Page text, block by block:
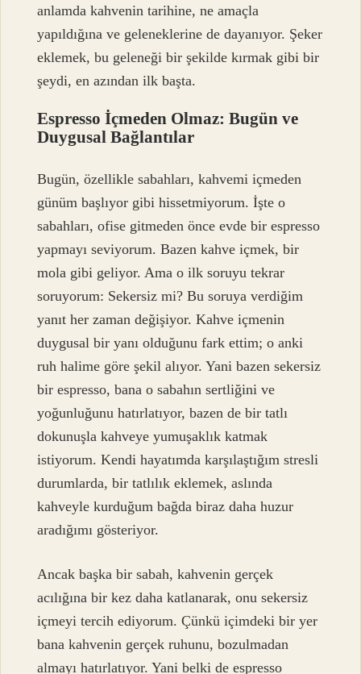
anlamda kahvenin tarihine, ne amaçla
yapıldığına ve geleneklerine de dayanıyor. Şeker
eklemek, bu geleneği bir şekilde kırmak gibi bir
şeydi, en azından ilk başta.
Espresso İçmeden Olmaz: Bugün ve
Duygusal Bağlantılar
Bugün, özellikle sabahları, kahvemi içmeden
günüm başlıyor gibi hissetmiyorum. İşte o
sabahları, ofise gitmeden önce evde bir espresso
yapmayı seviyorum. Bazen kahve içmek, bir
mola gibi geliyor. Ama o ilk soruyu tekrar
soruyorum: Sekersiz mi? Bu soruya verdiğim
yanıt her zaman değişiyor. Kahve içmenin
duygusal bir yanı olduğunu fark ettim; o anki
ruh halime göre şekil alıyor. Yani bazen sekersiz
bir espresso, bana o sabahın sertliğini ve
yoğunluğunu hatırlatıyor, bazen de bir tatlı
dokunuşla kahveye yumuşaklık katmak
istiyorum. Kendi hayatımda karşılaştığım stresli
durumlarda, bir tatlılık eklemek, aslında
kahveyle kurduğum bağda biraz daha huzur
aradığımı gösteriyor.
Ancak başka bir sabah, kahvenin gerçek
acılığına bir kez daha katlanarak, onu sekersiz
içmeyi tercih ediyorum. Çünkü içimdeki bir yer
bana kahvenin gerçek ruhunu, bozulmadan
almayı hatırlatıyor. Yani belki de espresso